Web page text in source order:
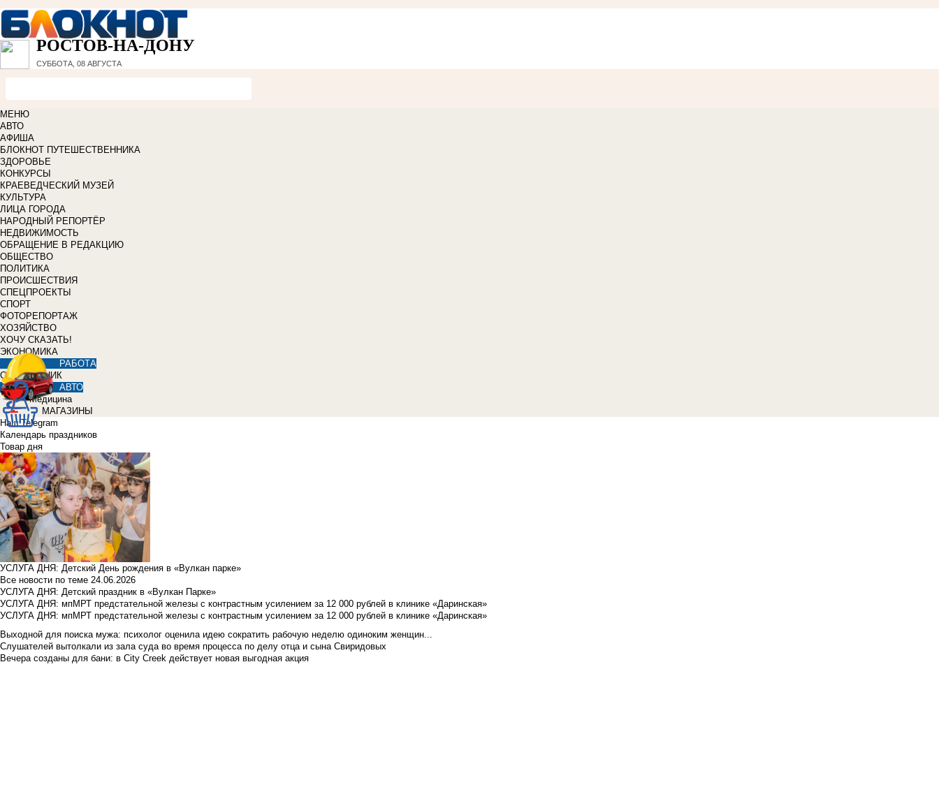
РОСТОВ-НА-ДОНУ
СУББОТА, 08 АВГУСТА
МЕНЮ
АВТО
АФИША
БЛОКНОТ ПУТЕШЕСТВЕННИКА
ЗДОРОВЬЕ
КОНКУРСЫ
КРАЕВЕДЧЕСКИЙ МУЗЕЙ
КУЛЬТУРА
ЛИЦА ГОРОДА
НАРОДНЫЙ РЕПОРТЁР
НЕДВИЖИМОСТЬ
ОБРАЩЕНИЕ В РЕДАКЦИЮ
ОБЩЕСТВО
ПОЛИТИКА
ПРОИСШЕСТВИЯ
СПЕЦПРОЕКТЫ
СПОРТ
ФОТОРЕПОРТАЖ
ХОЗЯЙСТВО
ХОЧУ СКАЗАТЬ!
ЭКОНОМИКА
РАБОТА
СПРАВОЧНИК
АВТО
Медицина
МАГАЗИНЫ
Наш Telegram
Календарь праздников
Товар дня
УСЛУГА ДНЯ: Детский День рождения в «Вулкан парке»
Все новости по теме 24.06.2026
УСЛУГА ДНЯ: Детский праздник в «Вулкан Парке»
УСЛУГА ДНЯ: мпМРТ предстательной железы с контрастным усилением за 12 000 рублей в клинике «Даринская»
УСЛУГА ДНЯ: мпМРТ предстательной железы с контрастным усилением за 12 000 рублей в клинике «Даринская»
Выходной для поиска мужа: психолог оценила идею сократить рабочую неделю одиноким женщин...
Слушателей вытолкали из зала суда во время процесса по делу отца и сына Свиридовых
Вечера созданы для бани: в City Creek действует новая выгодная акция